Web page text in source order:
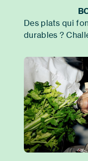
Des plats qui
durables ?